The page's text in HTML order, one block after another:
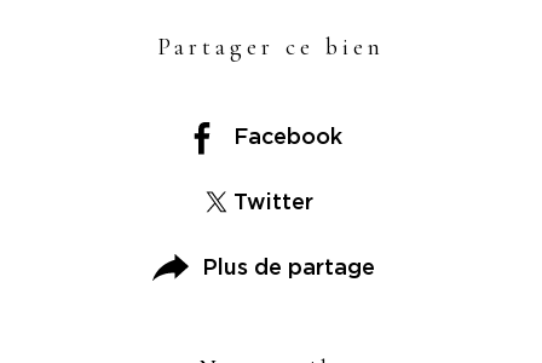
Partager ce bien
Facebook
Twitter
Plus de partage